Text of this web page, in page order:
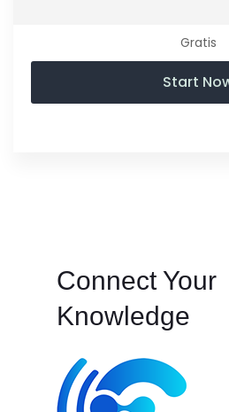
Gratis
Start
Connect Your
Knowledge